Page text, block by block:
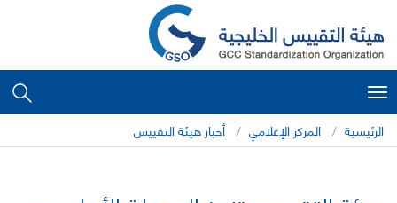
Toggle
navigation
الرئيسية المركز الإعلامي أخبار هيئة التقييس